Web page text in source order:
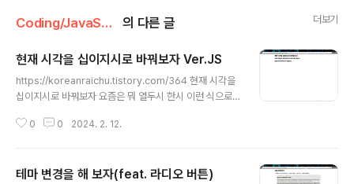
Coding/JavaScript 의 다른 글 더보기
현재 시각을 십이지시로 바꿔보자 Ver.JS
https://koreanraichu.tistory.com/364 현재 시각을
십이지시로 바꿔보자 요즘은 뭐 열두시 한시 이런 식으로
거 사주 볼 때 말고는 없는데, 뭐 개인이 보는 경우도 있지
됨… setInterval 찾아봤는데 지금 코드 상태로는 안되고
0 0 2024. 2. 12.
테마 변경을 해 보자(feat. 라디오 버튼)